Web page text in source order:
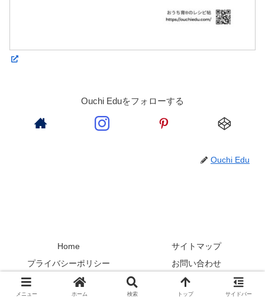
Ouchi Eduをフォローする
Ouchi Edu
Home
サイトマップ
プライバシーポリシー
お問い合わせ
Copyright © 2019-2026 ouchiedu All Rights Reserved.
メニュー ホーム 検索 トップ サイドバー